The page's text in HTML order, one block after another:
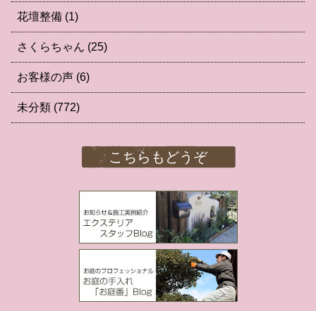
花壇整備 (1)
さくらちゃん (25)
お客様の声 (6)
未分類 (772)
こちらもどうぞ